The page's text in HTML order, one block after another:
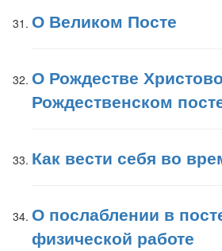
О Великом Посте
О Рождестве
Рождественском
Как вести себя во
О послаблении в
физической работе